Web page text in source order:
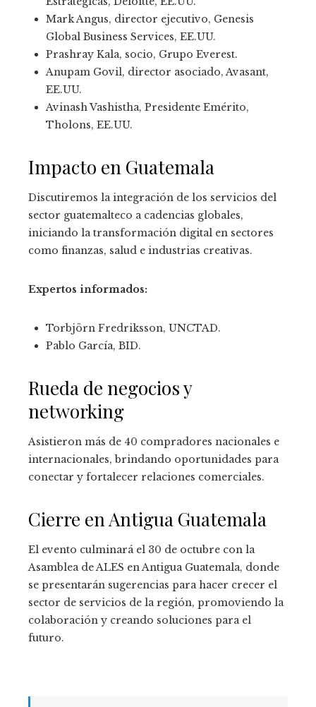
Mark Angus, director ejecutivo, Genesis
Global Business Services, EE.UU.
Prashray Kala, socio, Grupo Everest.
Anupam Govil, director asociado, Avasant,
EE.UU.
Avinash Vashistha, Presidente Emérito,
Tholons, EE.UU.
Impacto en Guatemala
Discutiremos la integración de los servicios del
sector guatemalteco a cadencias globales,
iniciando la transformación digital en sectores
como finanzas, salud e industrias creativas.
Expertos informados:
Torbjörn Fredriksson, UNCTAD.
Pablo García, BID.
Rueda de negocios y
networking
Asistieron más de 40 compradores nacionales e
internacionales, brindando oportunidades para
conectar y fortalecer relaciones comerciales.
Cierre en Antigua Guatemala
El evento culminará el 30 de octubre con la
Asamblea de ALES en Antigua Guatemala, donde
se presentarán sugerencias para hacer crecer el
sector de servicios de la región, promoviendo la
colaboración y creando soluciones para el
futuro.